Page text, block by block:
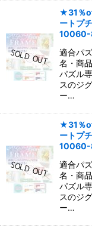
★31％
ートプ
適合パ
名・商
パズル
スのジ
ー…
★31％
ートプ
10060-
適合パ
名・商
パズル
スのジ
ー…